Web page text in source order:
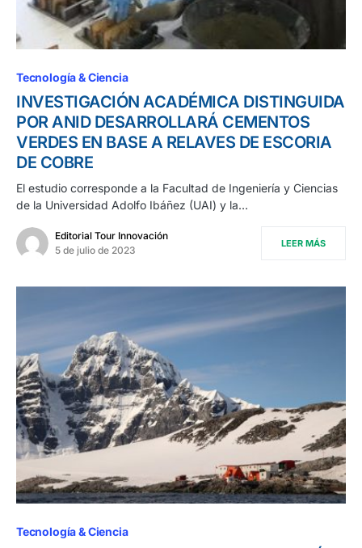
Tecnología & Ciencia
INVESTIGACIÓN ACADÉMICA DISTINGUIDA
POR ANID DESARROLLARÁ CEMENTOS
VERDES EN BASE A RELAVES DE ESCORIA
DE COBRE
El estudio corresponde a la Facultad de Ingeniería y Ciencias
de la Universidad Adolfo Ibáñez (UAI) y la…
Editorial Tour Innovación
5 de julio de 2023
LEER MÁS
Tecnología & Ciencia